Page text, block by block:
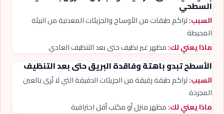
السطحي
السبب:تراكم طبقات من الأوساخ والجزيئات المعدنية من البيئة
المحيطة
ماذا يعني لك:مظهر غير نظيف حتى بعد التنظيف العادي
الأسطح تبدو باهتة وفاقدة البريق حتى بعد التنظيف
السبب:تراكم طبقة رقيقة من الجزيئات الدقيقة التي لا تُرى بالعين
المجردة
ماذا يعني لك:مظهر منزل أو مكتب أقل احترافية